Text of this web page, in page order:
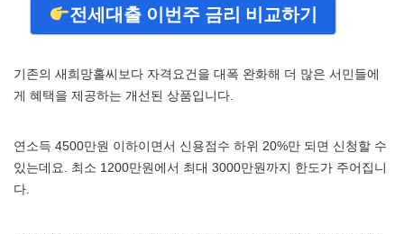
전세대출 이번주 금리 비교하기
기존의 새희망홀씨보다 자격요건을 대폭 완화해 더 많은 서민들에
게 혜택을 제공하는 개선된 상품입니다.
연소득 4500만원 이하이면서 신용점수 하위 20%만 되면 신청할 수
있는데요. 최소 1200만원에서 최대 3000만원까지 한도가 주어집니
다.